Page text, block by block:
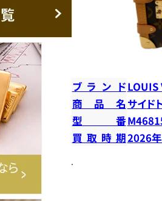
ブランドLOUIS
商品名 サイド
型番
買取時期2026